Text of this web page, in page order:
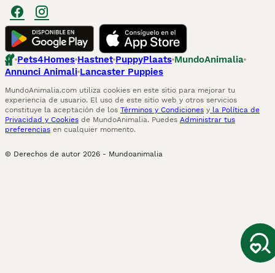
Pets4Homes Hastnet PuppyPlaats MundoAnimalia
Annunci Animali Lancaster Puppies
MundoAnimalia.com utiliza cookies en este sitio para mejorar tu
experiencia de usuario. El uso de este sitio web y otros servicios
constituye la aceptación de los Términos y Condiciones y la Política de
Privacidad y Cookies de MundoAnimalia. Puedes Administrar tus
preferencias en cualquier momento.
© Derechos de autor 2026 - Mundoanimalia